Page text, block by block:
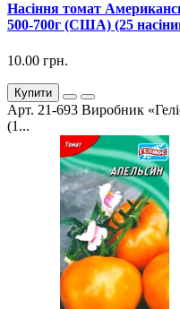
Насіння томат
500-700г (США) (25
10.00 грн.
Купити
Арт. 21-693 Виробник
(1...